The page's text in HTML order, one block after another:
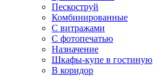
Пескоструй
Комбинированные
С витражами
С фотопечатью
Назначение
Шкафы-купе в гостиную
В коридор